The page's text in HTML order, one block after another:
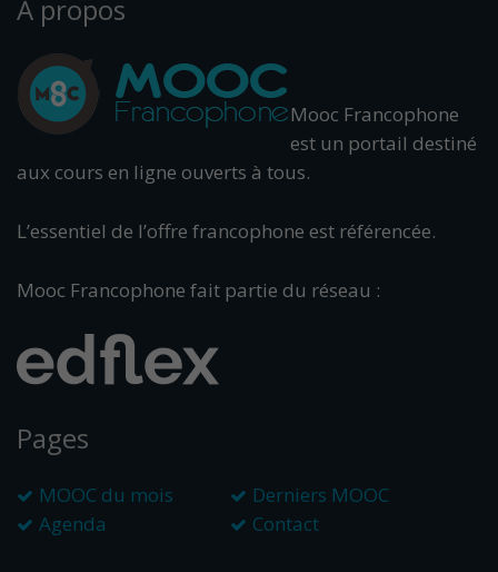
À propos
Mooc Francophone
est un portail destiné
aux cours en ligne ouverts à tous.
L’essentiel de l’offre francophone est référencée.
Mooc Francophone fait partie du réseau :
Pages
MOOC du mois
Derniers MOOC
Agenda
Contact